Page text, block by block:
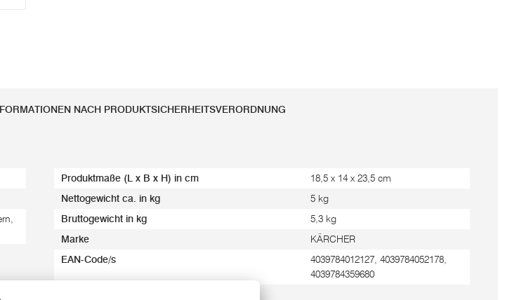
NACH PRODUKTSICHERHEITSVERORDNUNG
Produktmaße (L x B x H) in cm 18,5 x 14 x 23,5 cm
Nettogewicht ca. in kg 5 kg
Bruttogewicht in kg 5,3 kg
Marke KÄRCHER
EAN-Code/s
4039784012127, 4039784052178,
4039784359680